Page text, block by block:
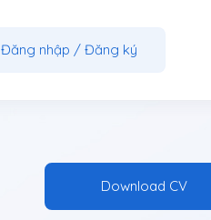
Đăng nhập / Đăng ký
Download CV